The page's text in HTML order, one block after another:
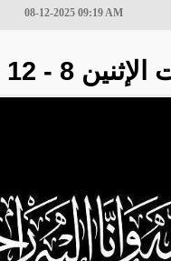
08-12-2025 09:19 AM
8 - 12 - 2025